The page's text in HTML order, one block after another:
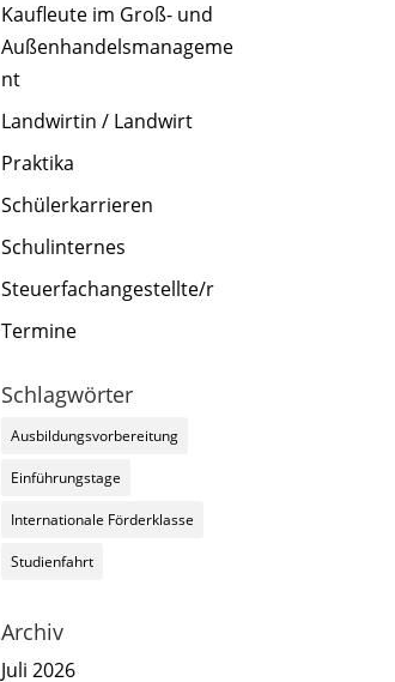
Kaufleute im Groß- und
Außenhandelsmanageme
nt
Landwirtin / Landwirt
Praktika
Schülerkarrieren
Schulinternes
Steuerfachangestellte/r
Termine
Schlagwörter
Ausbildungsvorbereitung
Einführungstage
Internationale Förderklasse
Studienfahrt
Archiv
Juli 2026